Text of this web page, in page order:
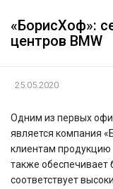
«БорисХоф»:
центров BMW
25.05.2020
Одним из первых
является компания
клиентам продукцию
также обеспечивает
соответствует